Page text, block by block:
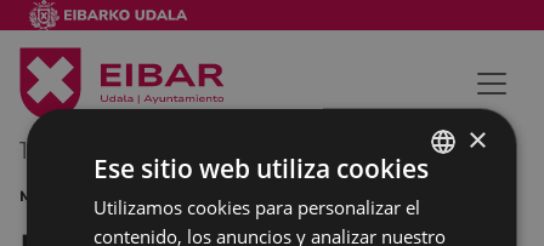
10/02/2013
MÚSICA BASQUE
×
Ese sitio web utiliza cookies
Utilizamos cookies para personalizar el
contenido, los anuncios y analizar nuestro